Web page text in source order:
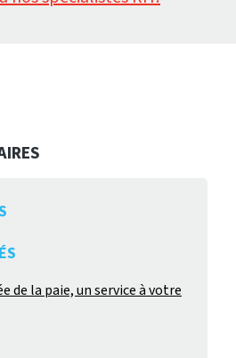
de la paie, un service à votre